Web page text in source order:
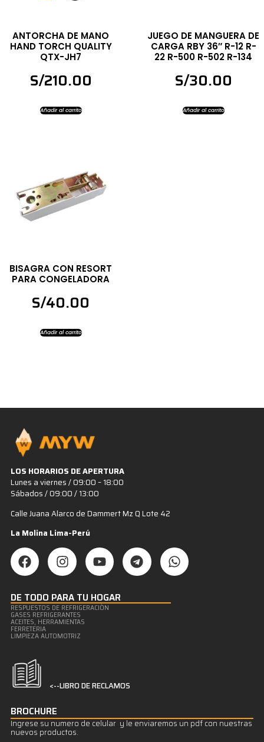
ANTORCHA DE MANO
HAND TORCH QUALITY
QTX-JH7
S/210.00
Añadir al carrito
JUEGO DE MANGUERA DE
CARGA RBY 36″ R-12 R-
22 R-500 R-502 R-134
S/30.00
Añadir al carrito
BISAGRA CON RESORT
PARA CONGELADORA
S/40.00
Añadir al carrito
LOS HORARIOS DE APERTURA
Lunes a viernes / 09:00 – 18:00
Sábados / 09:00 / 13:00
Calle Juana Alarco de Dammert Mz Q Lote 42
La Molina Lima-Perú
DE TODO PARA TU HOGAR
RESPUESTOS DE REFRIGERACIÒN
GASES REFRIGERANTES
ACEITES, HERRAMIENTAS
FERRETERIA
LIMPIEZA AUTOMOTRIZ
<--LIBRO DE RECLAMOS
BROCHURE
Ingrese su numero de celular y le enviaremos un pdf con nuestras
nuevos productos.